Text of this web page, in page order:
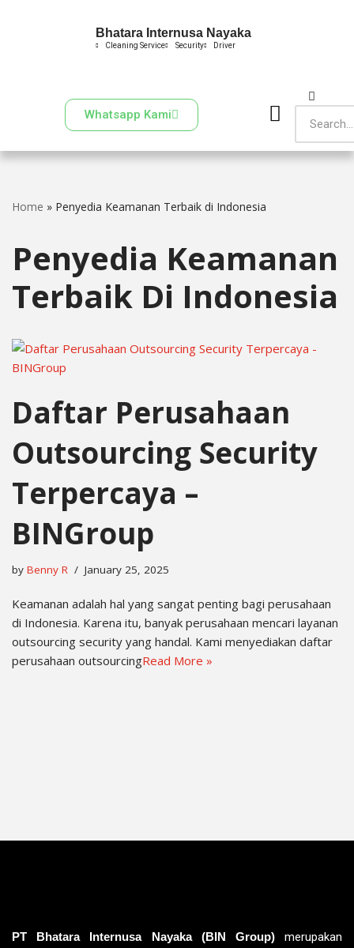
Bhatara Internusa Nayaka
Cleaning Service Security Driver
Whatsapp Kami
Home » Penyedia Keamanan Terbaik di Indonesia
Penyedia Keamanan
Terbaik Di Indonesia
Daftar Perusahaan
Outsourcing Security
Terpercaya –
BINGroup
by Benny R January 25, 2025
Keamanan adalah hal yang sangat penting bagi perusahaan
di Indonesia. Karena itu, banyak perusahaan mencari layanan
outsourcing security yang handal. Kami menyediakan daftar
perusahaan outsourcingRead More »
PT Bhatara Internusa Nayaka (BIN Group)merupakan